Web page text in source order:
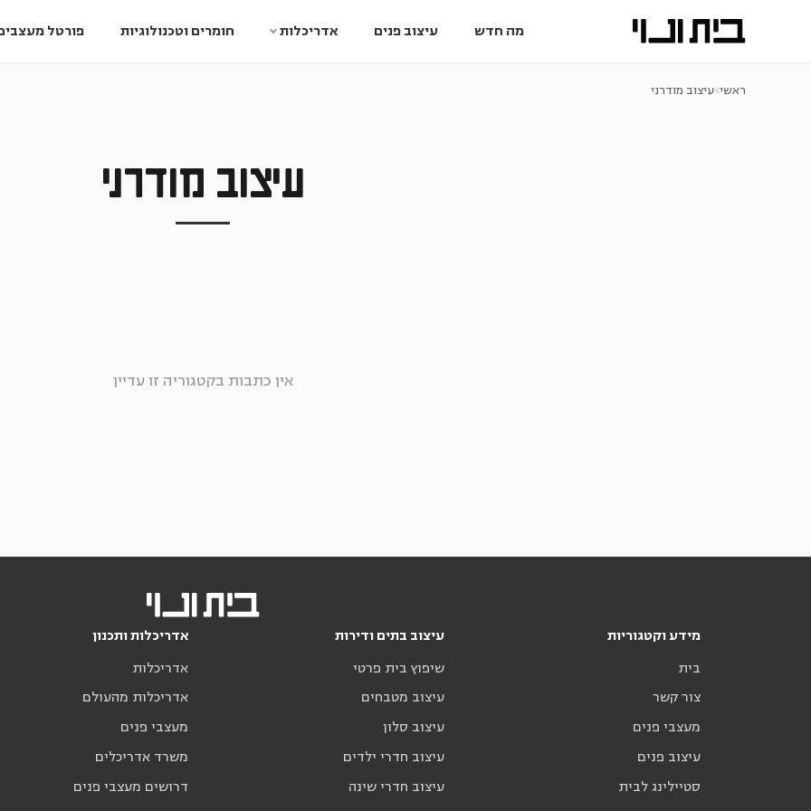
מה חדש עיצוב פנים אדריכלות חומרים וטכנולוגיות פורטל
ראשי>עיצוב מודרני
עיצוב מודרני
אין כתבות בקטגוריה זו עדיין
מידע וקטגוריות
בית
צור קשר
מעצבי פנים
עיצוב פנים
סטיילינג לבית
עיצוב בתים ודירות
שיפוץ בית פרטי
עיצוב מטבחים
עיצוב סלון
עיצוב חדרי ילדים
עיצוב חדרי שינה
אדריכלות ותכנון
אדריכלות
אדריכלות מהעולם
מעצבי פנים
משרד אדריכלים
דרושים מעצבי פנים